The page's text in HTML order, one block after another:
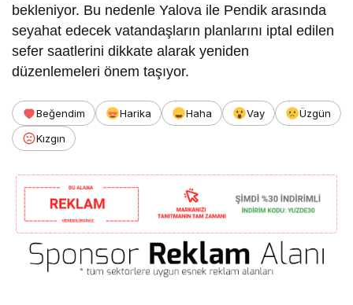
bekleniyor. Bu nedenle Yalova ile Pendik arasında
seyahat edecek vatandaşların planlarını iptal edilen
sefer saatlerini dikkate alarak yeniden
düzenlemeleri önem taşıyor.
Beğendim Harika Haha Vay
Üzgün
Kızgın